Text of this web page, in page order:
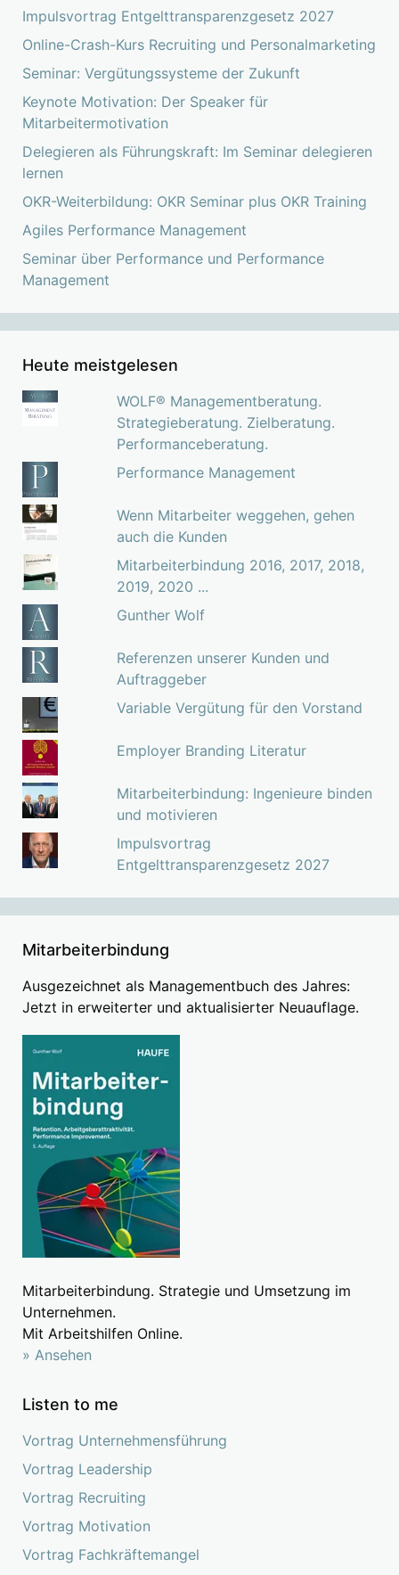
Impulsvortrag Entgelttransparenzgesetz 2027
Online-Crash-Kurs Recruiting und Personalmarketing
Seminar: Vergütungssysteme der Zukunft
Keynote Motivation: Der Speaker für
Mitarbeitermotivation
Delegieren als Führungskraft: Im Seminar delegieren
lernen
OKR-Weiterbildung: OKR Seminar plus OKR Training
Agiles Performance Management
Seminar über Performance und Performance
Management
Heute meistgelesen
WOLF® Managementberatung.
Strategieberatung. Zielberatung.
Performanceberatung.
Performance Management
Wenn Mitarbeiter weggehen, gehen
auch die Kunden
Mitarbeiterbindung 2016, 2017, 2018,
2019, 2020 ...
Gunther Wolf
Referenzen unserer Kunden und
Auftraggeber
Variable Vergütung für den Vorstand
Employer Branding Literatur
Mitarbeiterbindung: Ingenieure binden
und motivieren
Impulsvortrag
Entgelttransparenzgesetz 2027
Mitarbeiterbindung
Ausgezeichnet als Managementbuch des Jahres:
Jetzt in erweiterter und aktualisierter Neuauflage.
Mitarbeiterbindung. Strategie und Umsetzung im
Unternehmen.
Mit Arbeitshilfen Online.
» Ansehen
Listen to me
Vortrag Unternehmensführung
Vortrag Leadership
Vortrag Recruiting
Vortrag Motivation
Vortrag Fachkräftemangel